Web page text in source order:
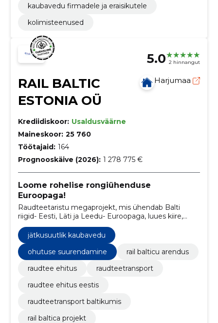
kaubavedu firmadele ja eraisikutele
kolimisteenused
5.0 2 hinnangut
RAIL BALTIC
ESTONIA OÜ
Harjumaa
Krediidiskoor: Usaldusväärne
Maineskoor: 25 760
Töötajaid: 164
Prognooskäive (2026): 1 278 775 €
Loome rohelise rongiühenduse
Euroopaga!
Raudteetaristu megaprojekt, mis ühendab Balti
riigid- Eesti, Läti ja Leedu- Euroopaga, luues kiire,
jätkusuutlik kaubavedu
ohutuse suurendamine
rail balticu arendus
raudtee ehitus
raudteetransport
raudtee ehitus eestis
raudteetransport baltikumis
rail baltica projekt